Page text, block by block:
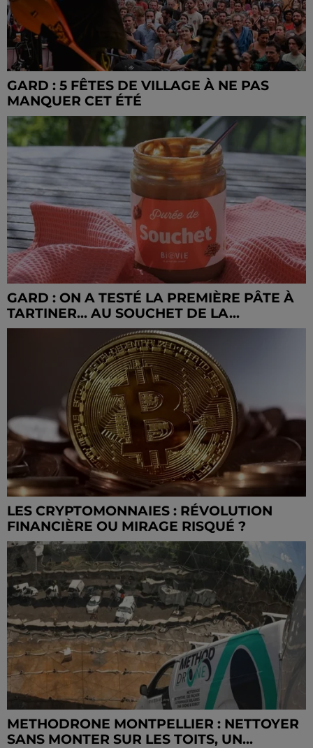
GARD : 5 FÊTES DE VILLAGE À NE PAS
MANQUER CET ÉTÉ
GARD : ON A TESTÉ LA PREMIÈRE PÂTE À
TARTINER... AU SOUCHET DE LA...
LES CRYPTOMONNAIES : RÉVOLUTION
FINANCIÈRE OU MIRAGE RISQUÉ ?
METHODRONE MONTPELLIER : NETTOYER
SANS MONTER SUR LES TOITS, UN...